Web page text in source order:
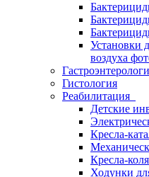
Установки
воздуха
Гистология
Реабилитация
Детские
Кресла-
Кресла-
Ходунки